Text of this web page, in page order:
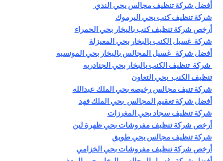
أفضل شركة تنظيف مجالس بحي الندي
شركة تنظيف كنب بحي البرموك
أرخص شركة تنظيف كنب بالبخار بحي الحمراء
شركة غسيل الكنب بالبخار بحي المعيزلة
أفضل شركة غسيل المجالس بالبخار بحي المونسيه
شركة تنظيف الكنب بالبخار بحي الجنادريه
تنظيف الكنب بحي التعاون
شركة تنيف مجالس رخيصه بحي الملك عبدالله
أفضل شركة تعقيم المجالس بحي الملك فهد
شركة تنظيف سجاد بحي المغرزات
أرخص شركة تنظيف مفروشات بحي ظهرة لبن
شركة تنظيف مجالس بحي طويق
أرخص شركة تنظيف مفروشات بحي الخزامي